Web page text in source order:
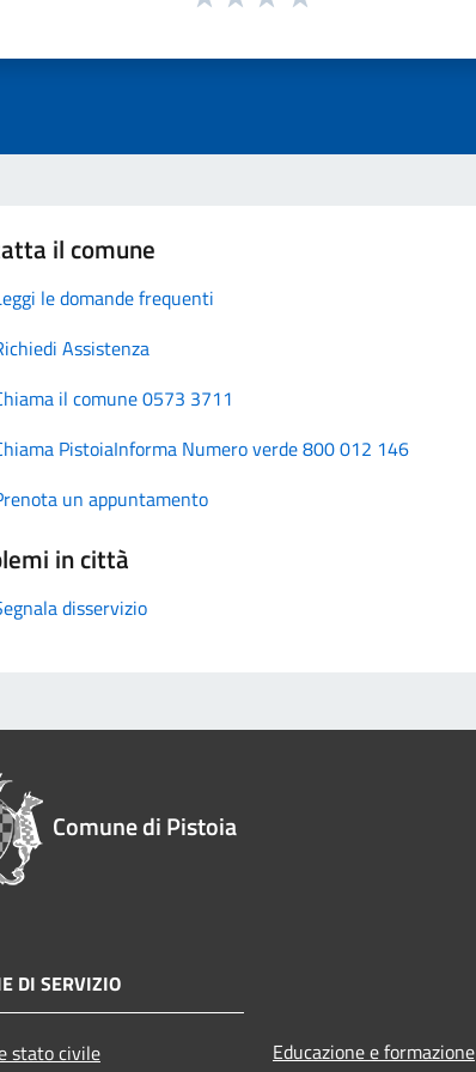
il comune
le domande frequenti
Assistenza
il comune 0573 3711
PistoiaInforma Numero verde 800 012 146
un appuntamento
in città
disservizio
Comune di Pistoia
DI SERVIZIO
stato civile Educazione e formazione